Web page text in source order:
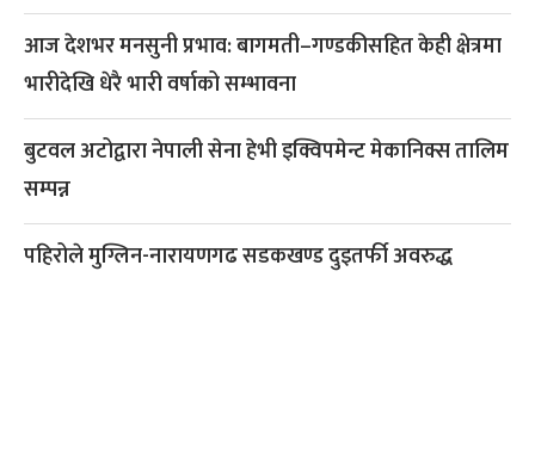
आज देशभर मनसुनी प्रभाव: बागमती–गण्डकीसहित केही क्षेत्रमा
भारीदेखि धेरै भारी वर्षाको सम्भावना
बुटवल अटोद्वारा नेपाली सेना हेभी इक्विपमेन्ट मेकानिक्स तालिम
सम्पन्न
पहिरोले मुग्लिन-नारायणगढ सडकखण्ड दुइतर्फी अवरुद्ध